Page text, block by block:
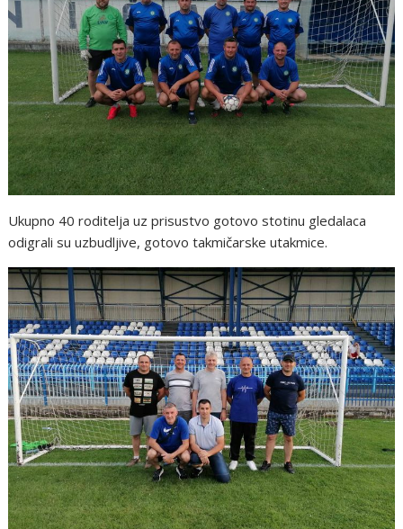
Ukupno 40 roditelja uz prisustvo gotovo stotinu gledalaca
odigrali su uzbudljive, gotovo takmičarske utakmice.